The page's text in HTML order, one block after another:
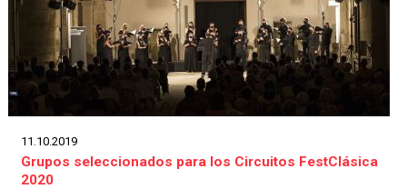
11.10.2019
Grupos seleccionados para los Circuitos FestClásica
2020